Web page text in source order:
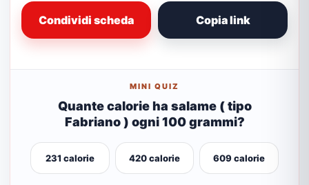
Condividi scheda Copia link
MINI QUIZ
Quante calorie ha salame ( tipo
Fabriano ) ogni 100 grammi?
231 calorie 420 calorie 609 calorie